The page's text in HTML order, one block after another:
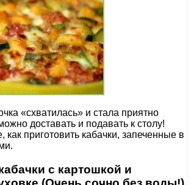
«схватилась» и стала приятно
доставать и подавать к столу!
как приготовить кабачки, запеченные в
с картошкой и